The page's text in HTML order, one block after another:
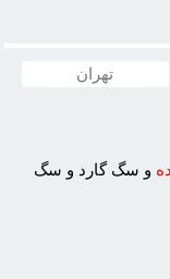
تهران
و سگ گارد و سگ